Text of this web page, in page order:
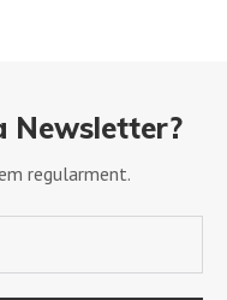
Newsletter?
regularment.